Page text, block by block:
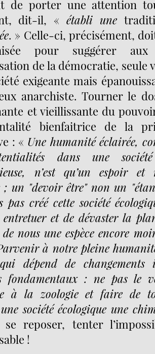
de porter une attention
dit-il, « établi une
. » Celle-ci, précisément,
pour suggérer
de la démocratie, seule
exigeante mais
anarchiste. Tourner le
et vieillissante du
bienfaitrice de la
: « Une humanité éclairée,
dans une société
n’est qu’un espoir
; un "devoir être" non un
pas créé cette société
entretuer et de dévaster la
nous une espèce encore
à notre pleine
dépend de changements
fondamentaux : ne pas le
à la zoologie et faire de
société écologique une
reposer, tenter
!